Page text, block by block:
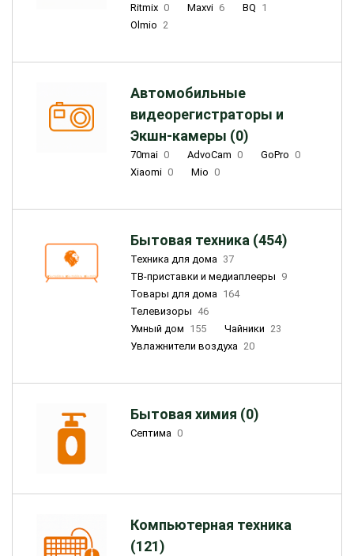
Ritmix 0 Maxvi 6 BQ 1
Olmio 2
Автомобильные
видеорегистраторы и
Экшн-камеры (0)
70mai 0 AdvoCam 0 GoPro 0
Xiaomi 0 Mio 0
Бытовая техника (454)
Техника для дома 37
ТВ-приставки и медиаплееры 9
Товары для дома 164
Телевизоры 46
Умный дом 155 Чайники 23
Увлажнители воздуха 20
Бытовая химия (0)
Септима 0
Компьютерная техника
(121)